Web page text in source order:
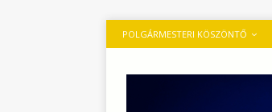
POLGÁRMESTERI KÖSZÖNTŐ